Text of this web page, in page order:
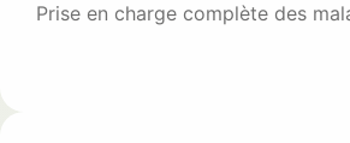
Prise en charge complète des